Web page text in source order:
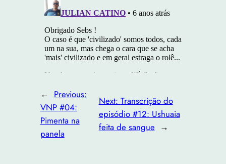
← Previous:
VNP #04:
Pimenta na
panela
Next: Transcrição do
episódio #12: Ushuaia
feita de sangue →